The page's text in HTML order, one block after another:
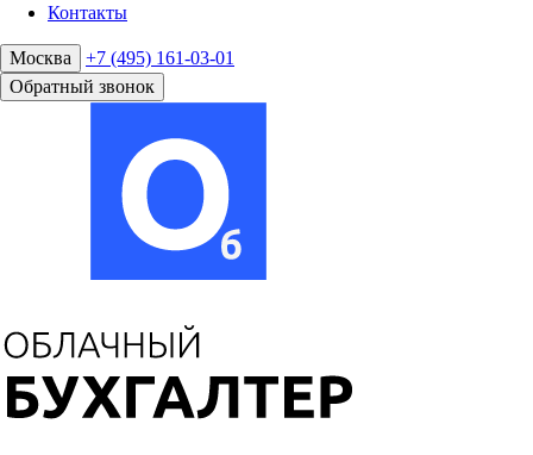
Контакты
Москва
+7 (495) 161-03-01
Обратный звонок